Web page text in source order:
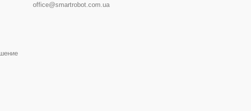
office@smartrobot.com.ua